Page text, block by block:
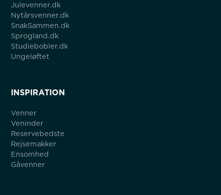
Julevenner.dk
Nytårsvenner.dk
SnakSammen.dk
Sprogland.dk
Studiebobler.dk
Ungeløftet
INSPIRATION
Venner
Veninder
Reservebedste
Rejsemakker
Ensomhed
Gåvenner